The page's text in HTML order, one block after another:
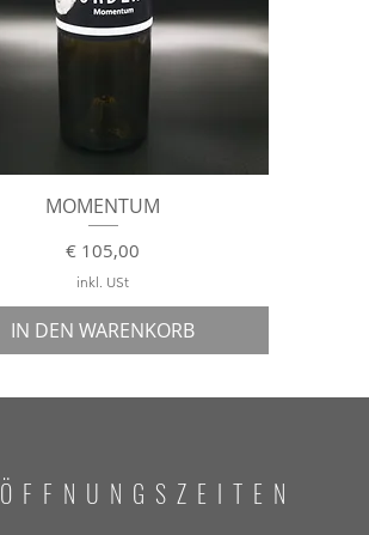
Schnellansicht
MOMENTUM
Preis
€ 105,00
inkl. USt
IN DEN WARENKORB
ÖFFNUNGSZEITE N